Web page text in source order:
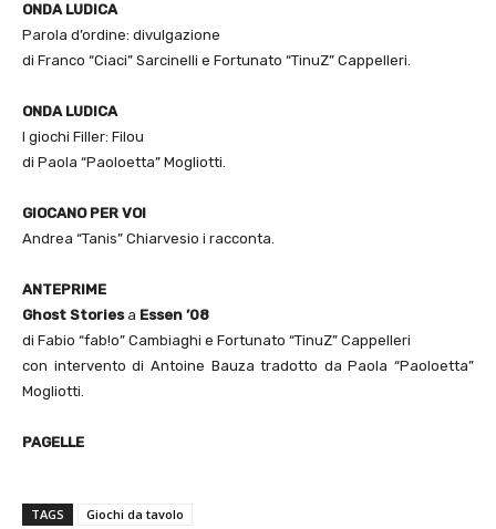
ONDA LUDICA
Parola d’ordine: divulgazione
di Franco “Ciaci” Sarcinelli e Fortunato “TinuZ” Cappelleri.
ONDA LUDICA
I giochi Filler: Filou
di Paola “Paoloetta” Mogliotti.
GIOCANO PER VOI
Andrea “Tanis” Chiarvesio i racconta.
ANTEPRIME
Ghost Storiesa Essen ’08
di Fabio “fab!o” Cambiaghi e Fortunato “TinuZ” Cappelleri
con intervento di Antoine Bauza tradotto da Paola “Paoloetta”
Mogliotti.
PAGELLE
TAGS Giochi da tavolo